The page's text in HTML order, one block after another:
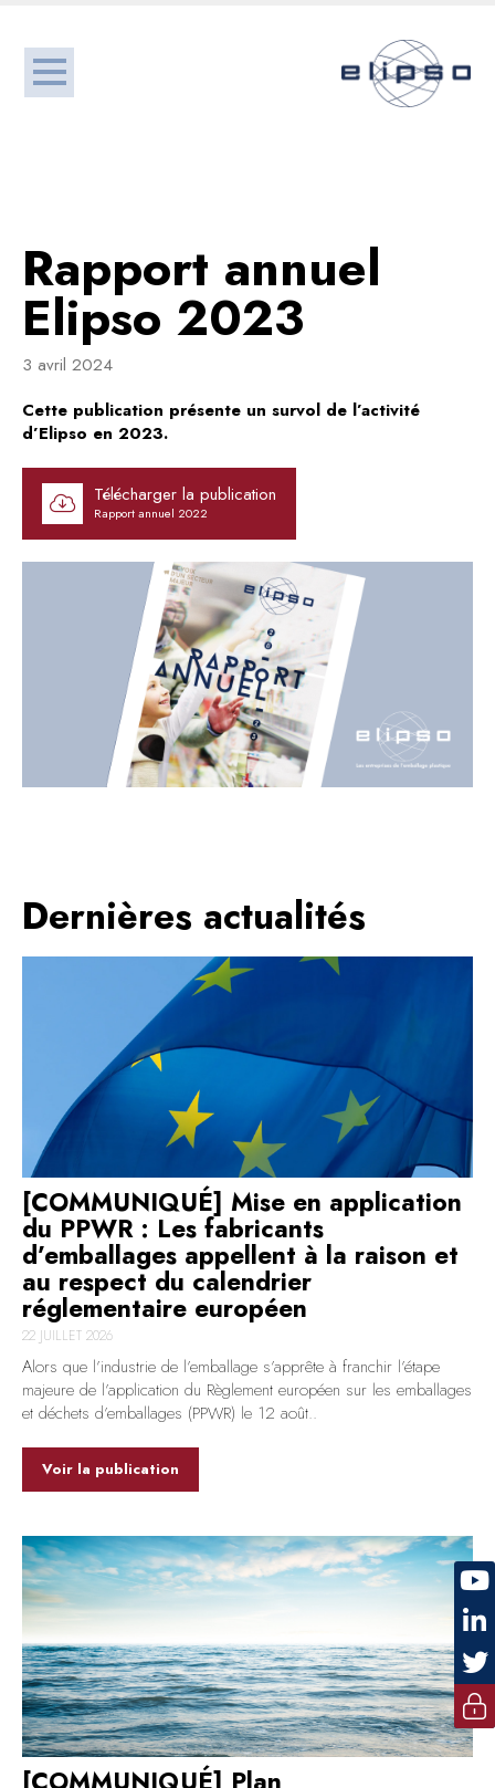
Rapport annuel
Elipso 2023
3 avril 2024
Cette publication présente un survol de l’activité
d’Elipso en 2023.
Télécharger la publication
Rapport annuel 2022
Dernières actualités
[COMMUNIQUÉ] Mise en application
du PPWR : Les fabricants
d’emballages appellent à la raison et
au respect du calendrier
réglementaire européen
22 JUILLET 2026
Alors que l’industrie de l’emballage s’apprête à franchir l’étape
majeure de l’application du Règlement européen sur les emballages
et déchets d’emballages (PPWR) le 12 août..
Voir la publication